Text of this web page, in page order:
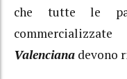
che tutte le
Valenciana devono